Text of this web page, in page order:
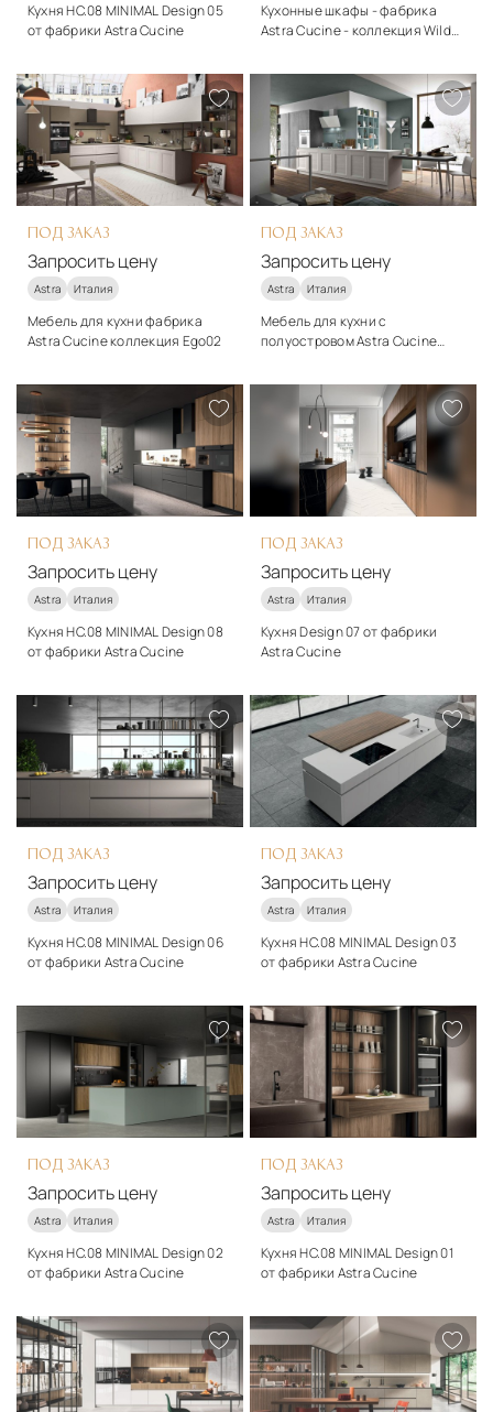
Кухня HC.08 MINIMAL Design 05
от фабрики Astra Cucine
модерн
Подробнее
Запросить цену
Кухонные шкафы - фабрика
Astra Cucine - коллекция Wild
модерн
Подробнее
Запросить цену
ПОД ЗАКАЗ
Запросить цену
Astra Италия
Мебель для кухни фабрика
Astra Cucine коллекция Ego02
модерн
Подробнее
Запросить цену
ПОД ЗАКАЗ
Запросить цену
Astra Италия
Мебель для кухни с
полуостровом Astra Cucine
модерн
Подробнее
Запросить цену
ПОД ЗАКАЗ
Запросить цену
Astra Италия
Кухня HC.08 MINIMAL Design 08
от фабрики Astra Cucine
модерн
Подробнее
Запросить цену
ПОД ЗАКАЗ
Запросить цену
Astra Италия
Кухня Design 07 от фабрики
Astra Cucine
модерн
Подробнее
Запросить цену
ПОД ЗАКАЗ
Запросить цену
Astra Италия
Кухня HC.08 MINIMAL Design 06
от фабрики Astra Cucine
модерн
Подробнее
Запросить цену
ПОД ЗАКАЗ
Запросить цену
Astra Италия
Кухня HC.08 MINIMAL Design 03
от фабрики Astra Cucine
модерн
Подробнее
Запросить цену
ПОД ЗАКАЗ
Запросить цену
Astra Италия
Кухня HC.08 MINIMAL Design 02
от фабрики Astra Cucine
модерн
Подробнее
Запросить цену
ПОД ЗАКАЗ
Запросить цену
Astra Италия
Кухня HC.08 MINIMAL Design 01
от фабрики Astra Cucine
модерн
Подробнее
Запросить цену